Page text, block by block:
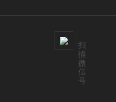
扫
描
微
信
号